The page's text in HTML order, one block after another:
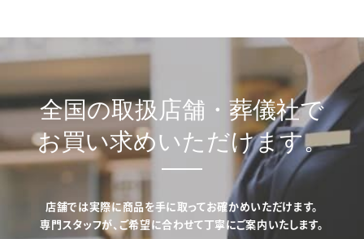
全国の取扱店舗・葬儀社で
お買い求めいただけます。
店舗では実際に商品を手に取ってお確かめいただけます。
専門スタッフが、ご希望に合わせて丁寧にご案内いたします。